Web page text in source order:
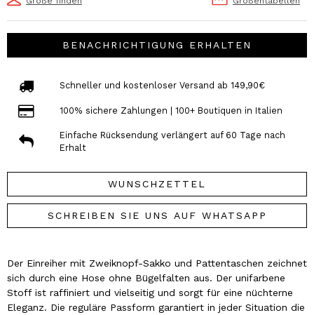
BENACHRICHTIGUNG ERHALTEN
Schneller und kostenloser Versand ab 149,90€
100% sichere Zahlungen | 100+ Boutiquen in Italien
Einfache Rücksendung verlängert auf 60 Tage nach
Erhalt
WUNSCHZETTEL
SCHREIBEN SIE UNS AUF WHATSAPP
Der Einreiher mit Zweiknopf-Sakko und Pattentaschen zeichnet
sich durch eine Hose ohne Bügelfalten aus. Der unifarbene
Stoff ist raffiniert und vielseitig und sorgt für eine nüchterne
Eleganz. Die reguläre Passform garantiert in jeder Situation die